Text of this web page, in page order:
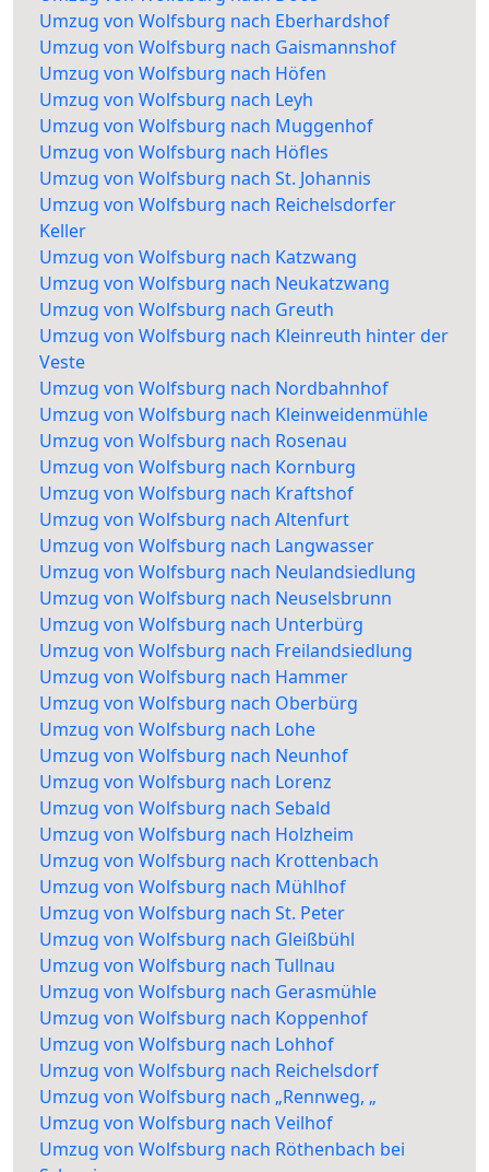
Umzug von Wolfsburg nach Eberhardshof
Umzug von Wolfsburg nach Gaismannshof
Umzug von Wolfsburg nach Höfen
Umzug von Wolfsburg nach Leyh
Umzug von Wolfsburg nach Muggenhof
Umzug von Wolfsburg nach Höfles
Umzug von Wolfsburg nach St. Johannis
Umzug von Wolfsburg nach Reichelsdorfer
Keller
Umzug von Wolfsburg nach Katzwang
Umzug von Wolfsburg nach Neukatzwang
Umzug von Wolfsburg nach Greuth
Umzug von Wolfsburg nach Kleinreuth hinter der
Veste
Umzug von Wolfsburg nach Nordbahnhof
Umzug von Wolfsburg nach Kleinweidenmühle
Umzug von Wolfsburg nach Rosenau
Umzug von Wolfsburg nach Kornburg
Umzug von Wolfsburg nach Kraftshof
Umzug von Wolfsburg nach Altenfurt
Umzug von Wolfsburg nach Langwasser
Umzug von Wolfsburg nach Neulandsiedlung
Umzug von Wolfsburg nach Neuselsbrunn
Umzug von Wolfsburg nach Unterbürg
Umzug von Wolfsburg nach Freilandsiedlung
Umzug von Wolfsburg nach Hammer
Umzug von Wolfsburg nach Oberbürg
Umzug von Wolfsburg nach Lohe
Umzug von Wolfsburg nach Neunhof
Umzug von Wolfsburg nach Lorenz
Umzug von Wolfsburg nach Sebald
Umzug von Wolfsburg nach Holzheim
Umzug von Wolfsburg nach Krottenbach
Umzug von Wolfsburg nach Mühlhof
Umzug von Wolfsburg nach St. Peter
Umzug von Wolfsburg nach Gleißbühl
Umzug von Wolfsburg nach Tullnau
Umzug von Wolfsburg nach Gerasmühle
Umzug von Wolfsburg nach Koppenhof
Umzug von Wolfsburg nach Lohhof
Umzug von Wolfsburg nach Reichelsdorf
Umzug von Wolfsburg nach „Rennweg, „
Umzug von Wolfsburg nach Veilhof
Umzug von Wolfsburg nach Röthenbach bei